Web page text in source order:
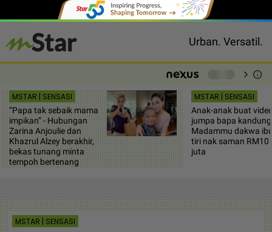
Urban. Versatil.
chevron_right info
MSTAR | SENSASI
“Papa tak sebaik mama
impikan” - Hubungan
Zarina Anjoulie dan
Khazrul Alzey berakhir,
bekas tunang minta
tempoh bertenang
MSTAR | SENSASI
Anak-anak buat
jumpa bapa
Madammu dakwa
tiri nak saman RM10
juta
MSTAR | SENSASI